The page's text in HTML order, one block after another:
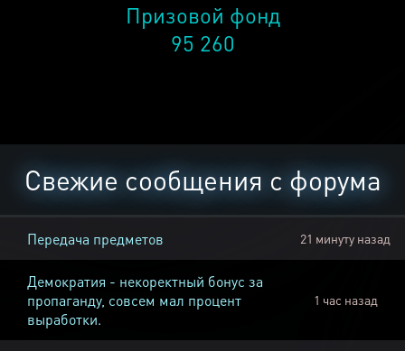
Призовой фонд
95 260
Свежие сообщения с форума
Передача предметов 21 минуту назад
Демократия - некоректный бонус за
пропаганду, совсем мал процент
выработки.
1 час назад